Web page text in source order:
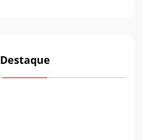
Destaque